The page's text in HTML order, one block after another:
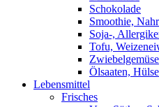
Schokolade
Smoothie,
Soja-,
Tofu,
Zwiebelgemüse
Ölsaaten,
Lebensmittel
Frisches